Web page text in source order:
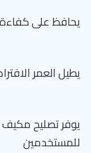
يحافظ على كفاءة
يطيل العمر
يوفر تصليح مكيف
للمستخدمين